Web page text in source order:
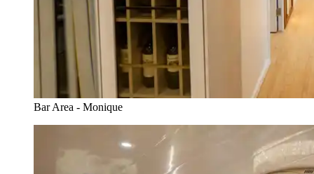
Bar Area - Monique